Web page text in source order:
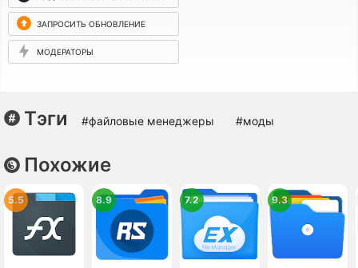
ЗАПРОСИТЬ ОБНОВЛЕНИЕ
МОДЕРАТОРЫ
Тэги #файловые менеджеры #моды
Похожие
5.5 8.9 7.2 9.3